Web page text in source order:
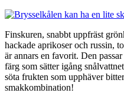
Finskuren, snabbt uppfräst
hackade aprikoser och russin,
är annars en favorit. Den
färg som sätter igång
söta frukten som upphäver
smakkombination!